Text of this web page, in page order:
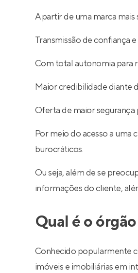
A partir de uma marca
Transmissão de confiança
Com total autonomia para
Maior credibilidade diante
Oferta de maior
Por meio do acesso a uma
burocráticos.
Ou seja, além de se
informações do cliente,
Qual é o
Conhecido popularmente
imóveis e imobiliárias em